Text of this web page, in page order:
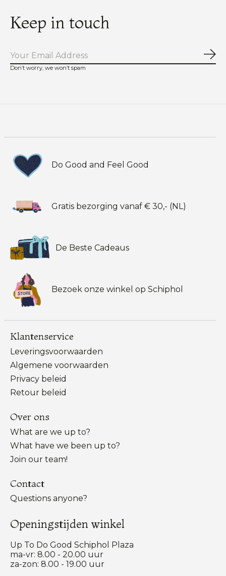
Keep in touch
Don’t worry, we won’t spam
Do Good and Feel Good
Gratis bezorging vanaf € 30,- (NL)
De Beste Cadeaus
Bezoek onze winkel op Schiphol
Klantenservice
Leveringsvoorwaarden
Algemene voorwaarden
Privacy beleid
Retour beleid
Over ons
What are we up to?
What have we been up to?
Join our team!
Contact
Questions anyone?
Openingstijden winkel
Up To Do Good Schiphol Plaza
ma-vr: 8.00 - 20.00 uur
za-zon: 8.00 - 19.00 uur